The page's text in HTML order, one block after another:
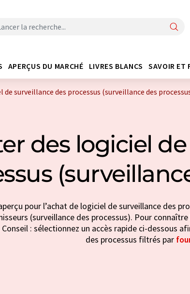
APERÇUS DU MARCHÉ LIVRES BLANCS SAVOIR ET
de surveillance des processus (surveillance des
des logiciel
pour l’achat de logiciel de surveillance des
(surveillance des processus). Pour
Conseil : sélectionnez un accès rapide ci-dessous
des processus filtrés par